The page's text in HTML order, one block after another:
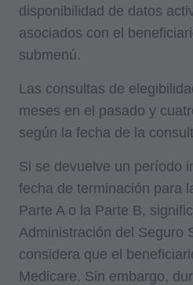
disponibilidad de datos
asociados con el
submenú.
Las consultas de
meses en el pasado y
según la fecha de la
Si se devuelve un período
fecha de terminación para
Parte A o la Parte B,
Administración del Seguro
considera que el
Medicare. Sin embargo,